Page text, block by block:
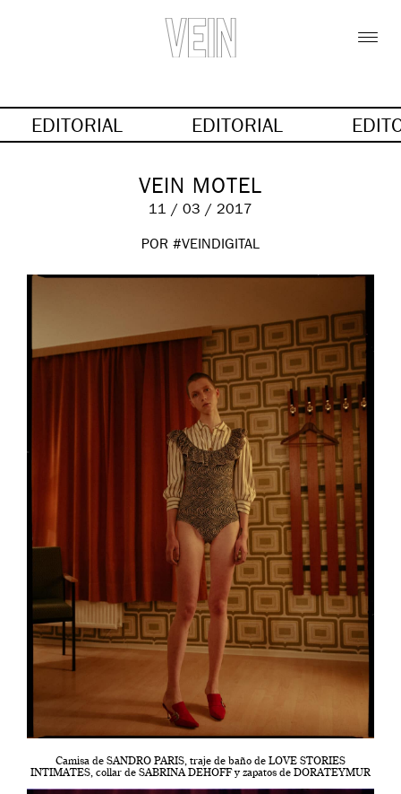
EDITORIAL EDITORIAL
VEIN MOTEL
11 / 03 / 2017
POR #VEINDIGITAL
Camisa de SANDRO PARIS, traje de baño de LOVE STORIES
INTIMATES, collar de SABRINA DEHOFF y zapatos de DORATEYMUR